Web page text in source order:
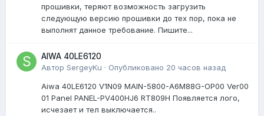
прошивки, теряют возможность загрузить
следующую версию прошивки до тех пор, пока не
выполнят данное требование. Пишите...
AIWA 40LE6120
Автор SergeyKu · Опубликовано 20 часов назад
Aiwa 40LE6120 V1N09 MAIN-5800-A6M88G-OP00 Ver00
01 Panel PANEL-PV400HJ6 RT809H Появляется лого,
исчезает и тел выключается..